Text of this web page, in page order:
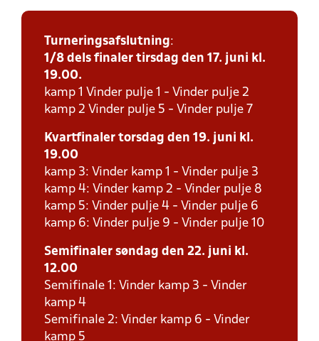
Turneringsafslutning:
1/8 dels finaler tirsdag den 17. juni kl.
19.00.
kamp 1 Vinder pulje 1 - Vinder pulje 2
kamp 2 Vinder pulje 5 - Vinder pulje 7
Kvartfinaler torsdag den 19. juni kl.
19.00
kamp 3: Vinder kamp 1 - Vinder pulje 3
kamp 4: Vinder kamp 2 - Vinder pulje 8
kamp 5: Vinder pulje 4 - Vinder pulje 6
kamp 6: Vinder pulje 9 - Vinder pulje 10
Semifinaler søndag den 22. juni kl.
12.00
Semifinale 1: Vinder kamp 3 - Vinder
kamp 4
Semifinale 2: Vinder kamp 6 - Vinder
kamp 5